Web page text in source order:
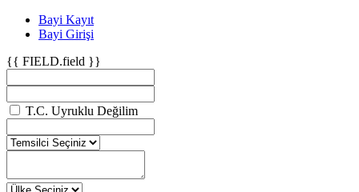
Bayi Kayıt
Bayi Girişi
{{ FIELD.field }}
T.C. Uyruklu Değilim